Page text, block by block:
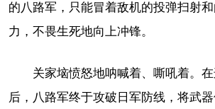
的八路军，只能冒着敌机的投弹扫射
力，不畏生死地向上冲锋。
关家垴愤怒地呐喊着、嘶吼着。
后，八路军终于攻破日军防线，将武